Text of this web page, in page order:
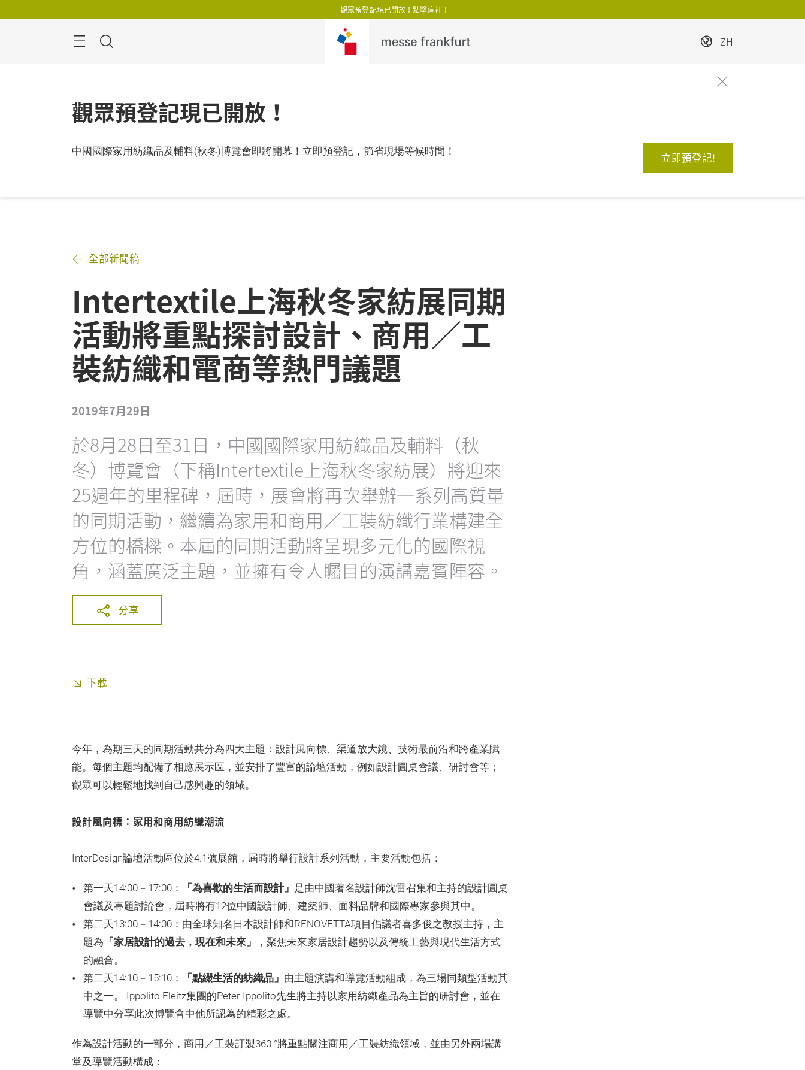
過
觀眾預登記現已開放！點擊這裡！
搜
ZH
觀眾預登記現已開放！
中國國際家用紡織品及輔料(秋冬)博覽會即將開幕！立即預登記，節省現場等候時間！ 立即預登記!
全部新聞稿
Intertextile上海秋冬家紡展同期
活動將重點探討設計、商用／工
裝紡織和電商等熱門議題
2019年7月29日
於8月28日至31日，中國國際家用紡織品及輔料（秋
冬）博覽會（下稱Intertextile上海秋冬家紡展）將迎來
25週年的里程碑，屆時，展會將再次舉辦一系列高質量
的同期活動，繼續為家用和商用／工裝紡織行業構建全
方位的橋樑。本屆的同期活動將呈現多元化的國際視
角，涵蓋廣泛主題，並擁有令人矚目的演講嘉賓陣容。
分享
下載
今年，為期三天的同期活動共分為四大主題：設計風向標、渠道放大鏡、技術最前沿和跨產業賦
能。每個主題均配備了相應展示區，並安排了豐富的論壇活動，例如設計圓桌會議、研討會等；
觀眾可以輕鬆地找到自己感興趣的領域。
設計風向標：家用和商用紡織潮流
InterDesign論壇活動區位於4.1號展館，屆時將舉行設計系列活動，主要活動包括：
第一天14:00－17:00： 「為喜歡的生活而設計」 是由中國著名設計師沈雷召集和主持的設計圓桌
會議及專題討論會，屆時將有12位中國設計師、建築師、面料品牌和國際專家參與其中。
第二天13:00－14:00：由全球知名日本設計師和RENOVETTA項目倡議者喜多俊之教授主持，主
題為 「家居設計的過去，現在和未來」
，聚焦未來家居設計趨勢以及傳統工藝與現代生活方式
的融合。
第二天14:10－15:10：
「點綴生活的紡織品」 由主題演講和導覽活動組成，為三場同類型活動其
中之一。 Ippolito Fleitz集團的Peter Ippolito先生將主持以家用紡織產品為主旨的研討會，並在
導覽中分享此次博覽會中他所認為的精彩之處。
作為設計活動的一部分，商用／工裝訂製360 °將重點關注商用／工裝紡織領域，並由另外兩場講
堂及導覽活動構成：